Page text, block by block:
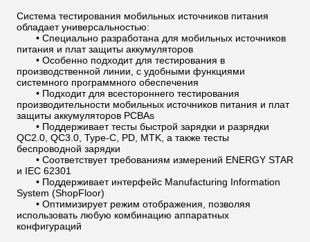
Система тестирования мобильных источников питания
обладает универсальностью:
• Специально разработана для мобильных источников
питания и плат защиты аккумуляторов
• Особенно подходит для тестирования в
производственной линии, с удобными функциями
системного программного обеспечения
• Подходит для всестороннего тестирования
производительности мобильных источников питания и плат
защиты аккумуляторов PCBAs
• Поддерживает тесты быстрой зарядки и разрядки
QC2.0, QC3.0, Type-C, PD, MTK, а также тесты
беспроводной зарядки
• Соответствует требованиям измерений ENERGY STAR
и IEC 62301
• Поддерживает интерфейс Manufacturing Information
System (ShopFloor)
• Оптимизирует режим отображения, позволяя
использовать любую комбинацию аппаратных
конфигураций